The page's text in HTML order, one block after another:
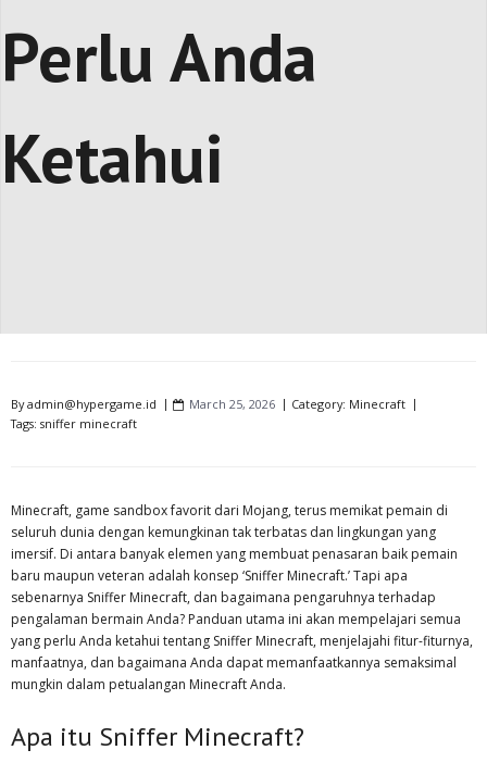
Perlu Anda
Ketahui
Byadmin@hypergame.id March 25, 2026 Category: Minecraft
Tags: sniffer minecraft
Minecraft, game sandbox favorit dari Mojang, terus memikat pemain di
seluruh dunia dengan kemungkinan tak terbatas dan lingkungan yang
imersif. Di antara banyak elemen yang membuat penasaran baik pemain
baru maupun veteran adalah konsep ‘Sniffer Minecraft.’ Tapi apa
sebenarnya Sniffer Minecraft, dan bagaimana pengaruhnya terhadap
pengalaman bermain Anda? Panduan utama ini akan mempelajari semua
yang perlu Anda ketahui tentang Sniffer Minecraft, menjelajahi fitur-fiturnya,
manfaatnya, dan bagaimana Anda dapat memanfaatkannya semaksimal
mungkin dalam petualangan Minecraft Anda.
Apa itu Sniffer Minecraft?